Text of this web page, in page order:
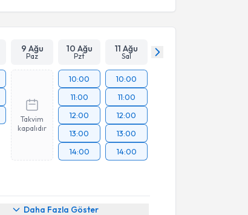
9 Ağu
Paz
10 Ağu
Pzt
11 Ağu
Sal
Takvim
kapalıdır
10:00
11:00
12:00
13:00
14:00
10:00
11:00
12:00
13:00
14:00
Daha Fazla Göster